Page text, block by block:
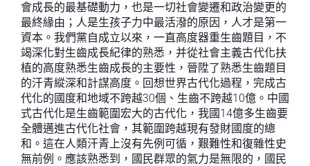
會成長的最基礎動力，也是一切社會變遷和政治變更的
最終緣由；人是生孩子力中最活潑的原因，人才是第一
資本。我們黨自成立以來，一直高度器重生齒題目，不
竭深化對生齒成長紀律的熟悉，并從社會主義古代化扶
植的高度熟悉生齒成長的主要性，晉陞了熟悉生齒題目
的汗青縱深和計謀高度。回想世界古代化過程，完成古
代化的國度和地域不跨越30個、生齒不跨越10億。中國
式古代化是生齒範圍宏大的古代化，我國14億多生齒要
全體邁進古代化社會，其範圍跨越現有發財國度的總
和。這在人類汗青上沒有先例可循，艱難性和復雜性史
無前例。應該熟悉到，國民群眾的氣力是無限的，國民